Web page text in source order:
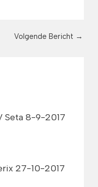
Volgende Bericht →
Seta 8-9-2017
27-10-2017